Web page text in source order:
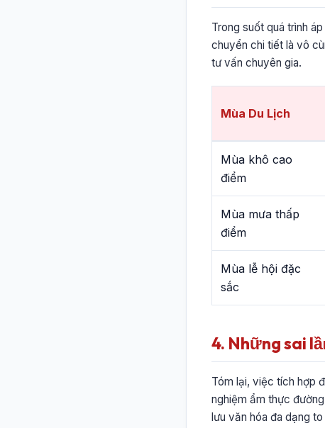
Trong suốt quá trình
chuyển chi tiết là vô
tư vấn chuyên gia.
Mùa Du Lịch
Mùa khô cao
điểm
Mùa mưa thấp
điểm
Mùa lễ hội đặc
sắc
4. Những sai
Tóm lại, việc tích hợp
nghiệm ẩm thực
lưu văn hóa đa dạng